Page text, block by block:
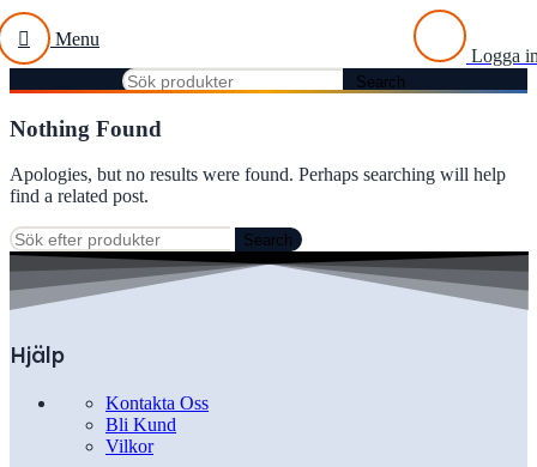
Menu
Logga
Search
Nothing Found
Apologies, but no results were found. Perhaps searching will help
find a related post.
Search
Hjälp
Kontakta Oss
Bli Kund
Vilkor